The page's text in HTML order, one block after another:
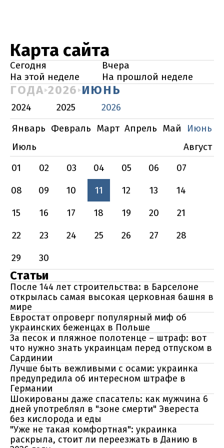
Карта сайта
Сегодня
Вчера
На этой неделе
На прошлой неделе
ГОДА 2026 ИЮНЬ
2024 2025
2026
Январь Февраль Март Апрель Май
Июнь
Июль
Август
01
02 03 04 05 06
07
08
09 10 11 12 13
14
15
16 17 18 19 20
21
22
23 24 25 26 27
28
29
30
Статьи
После 144 лет строительства: в Барселоне
открылась самая высокая церковная башня в
мире
Евростат опроверг популярный миф об
украинских беженцах в Польше
За песок и пляжное полотенце – штраф: вот
что нужно знать украинцам перед отпуском в
Сардинии
Лучше быть вежливыми с осами: украинка
предупредила об интересном штрафе в
Германии
Шокированы даже спасатель: как мужчина 6
дней употреблял в "зоне смерти" Эвереста
без кислорода и еды
"Уже не такая комфортная": украинка
раскрыла, стоит ли переезжать в Данию в